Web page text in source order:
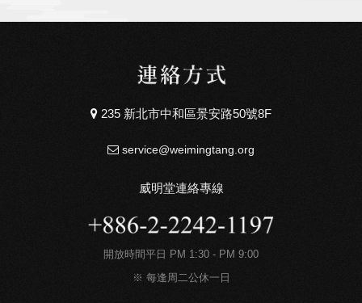
235 新北市中和區景安路50號8F
service@weimingtang.org
威明堂連絡專線
開放時間平日 PM 1:30 - PM 9:00
※ 每逢周二公休一日